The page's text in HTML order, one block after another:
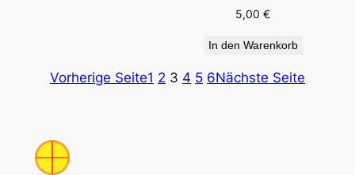
5,00€
In den Warenkorb
Vorherige Seite1 2 3 4 5 6Nächste Seite